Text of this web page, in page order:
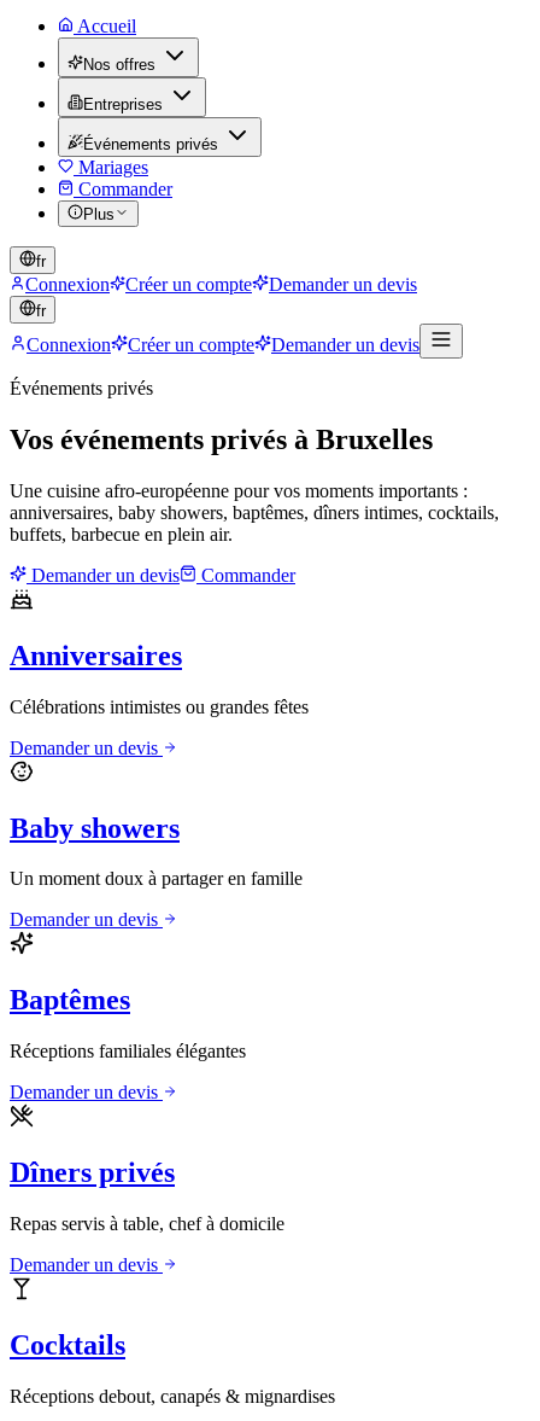
Accueil
Nos offres
Entreprises
Événements privés
Mariages
Commander
Plus
fr
Connexion Créer un compte Demander un devis
fr
Connexion Créer un compte Demander un devis
Événements privés
Vos événements privés à Bruxelles
Une cuisine afro-européenne pour vos moments importants :
anniversaires, baby showers, baptêmes, dîners intimes, cocktails,
buffets, barbecue en plein air.
Demander un devis
Commander
Anniversaires
Célébrations intimistes ou grandes fêtes
Demander un devis
Baby showers
Un moment doux à partager en famille
Demander un devis
Baptêmes
Réceptions familiales élégantes
Demander un devis
Dîners privés
Repas servis à table, chef à domicile
Demander un devis
Cocktails
Réceptions debout, canapés & mignardises